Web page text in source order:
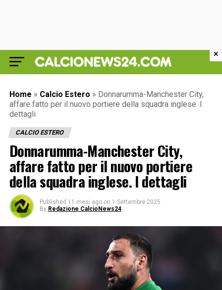
Home » Calcio Estero » Donnarumma-Manchester City,
affare fatto per il nuovo portiere della squadra inglese. I
dettagli
CALCIO ESTERO
Donnarumma-Manchester City,
affare fatto per il nuovo portiere
della squadra inglese. I dettagli
Published 11 mesi ago on 1 Settembre 2025
By Redazione CalcioNews24
×